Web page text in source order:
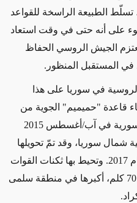
تسلّط الطبيعة الراسخة للقواعد
على أنه حتى في وقت استعاد
الجيش الروسي الحفاظ
المستقبل المنظور.
في سوريا على هذا
قاعدة "حميميم" الجوية من
خلال اتفاق رسمي مع الحكومة السورية في آب/أغسطس 2015
شمال سوريا، وقد تمّ تحويلها
إلى مركز عسكري دائم أواخر العام 2017. وتحيط بها ثكنات القوات
البرية الروسية ضمن دائرة عمقها 70 كلم، أكبرها في منطقة سلمى